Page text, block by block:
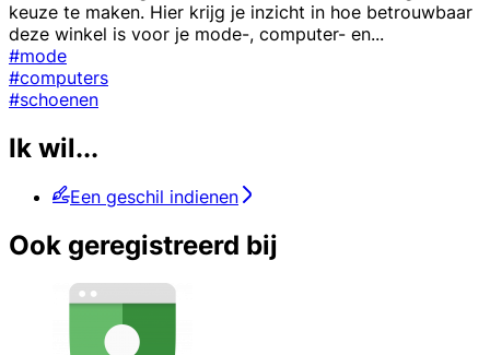
keuze te maken. Hier krijg je inzicht in hoe betrouwbaar
deze winkel is voor je mode-, computer- en...
#mode
#computers
#schoenen
Ik wil...
Een geschil indienen
Ook geregistreerd bij